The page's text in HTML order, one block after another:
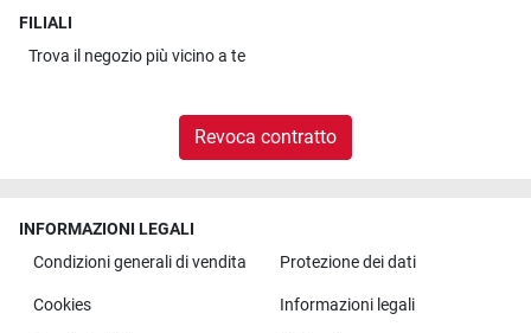
FILIALI
Trova il negozio più vicino a te
Revoca contratto
INFORMAZIONI LEGALI
Condizioni generali di vendita
Protezione dei dati
Cookies Informazioni legali